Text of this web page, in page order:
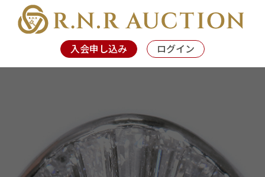
入会申し込み ログイン